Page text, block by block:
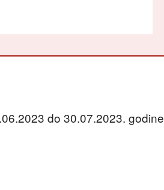
do 30.07.2023. godine